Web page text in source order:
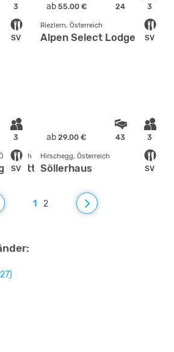
3
SV
ab 55.00 € 24 3
SV
Riezlern, Österreich
Alpen Select Lodge
3
SV im Kleinwalsertal
ab 29.00 € 43 3
SV
Hirschegg, Österreich
Söllerhaus
1 2